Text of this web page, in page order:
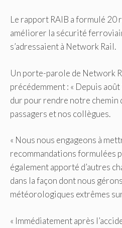
Le rapport RAIB a formulé 20
améliorer la sécurité
s’adressaient à Network Rail.
Un porte-parole de Network
précédemment : « Depuis
dur pour rendre notre chemin
passagers et nos collègues.
« Nous nous engageons à
recommandations formulées
également apporté d’autres
dans la façon dont nous
météorologiques extrêmes
« Immédiatement après